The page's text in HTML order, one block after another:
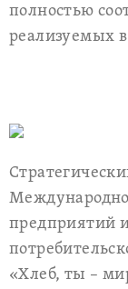
полностью
реализуемых
предприятий
«Хлеб, ты –